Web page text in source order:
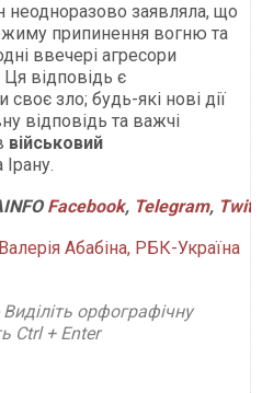
неодноразово заявляла, що
припинення вогню та
ввечері агресори
відповідь є
зло; будь-які нові дії
відповідь та важчі
військовий
Facebook, Telegram,
Валерія Абабіна, РБК-Україна
орфографічну
Ctrl + Enter